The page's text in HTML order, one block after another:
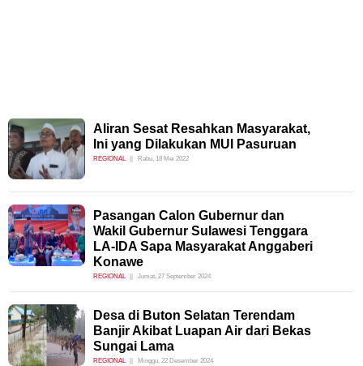
Aliran Sesat Resahkan Masyarakat,
Ini yang Dilakukan MUI Pasuruan
REGIONAL Rabu, 18 Mei 2022
Pasangan Calon Gubernur dan
Wakil Gubernur Sulawesi Tenggara
LA-IDA Sapa Masyarakat Anggaberi
Konawe
REGIONAL Jumat, 27 September 2024
Desa di Buton Selatan Terendam
Banjir Akibat Luapan Air dari Bekas
Sungai Lama
REGIONAL Minggu, 22 Desember 2024